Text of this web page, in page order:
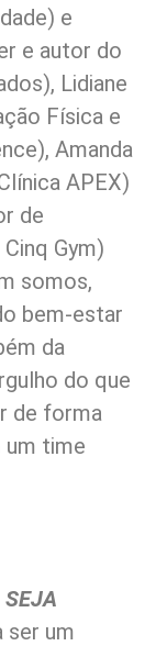
e
e autor do
Lidiane
Física e
Amanda
APEX)
de
Gym)
somos,
bem-estar
da
do que
de forma
um time
SEJA
ser um